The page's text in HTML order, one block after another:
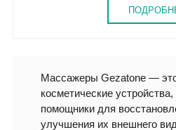
Массажеры Gezatone —
косметические
помощники для
улучшения их внешнего